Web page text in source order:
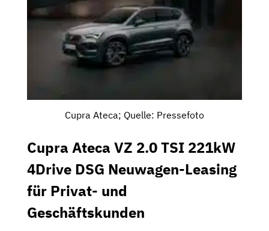
Cupra Ateca; Quelle: Pressefoto
Cupra Ateca VZ 2.0 TSI 221kW
4Drive DSG Neuwagen-Leasing
für Privat- und
Geschäftskunden